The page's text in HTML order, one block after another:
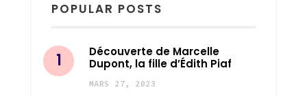
POPULAR POSTS
Découverte de Marcelle
Dupont, la fille d’Édith Piaf
MARS 27, 2023